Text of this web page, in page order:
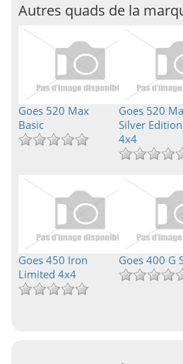
Autres quads de la
Goes 520 Max
Basic
Goes 520
Silver Edition
4x4
Goes 450 Iron
Limited 4x4
Goes 400 G